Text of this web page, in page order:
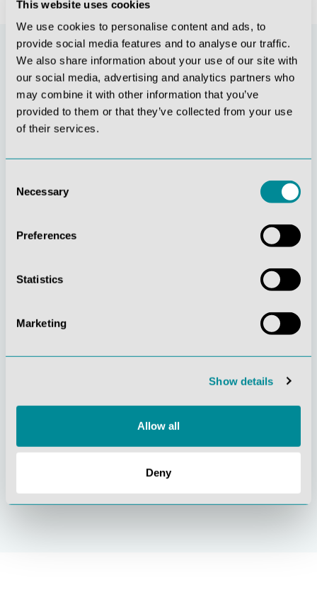
This website uses cookies
We use cookies to personalise content and ads, to
provide social media features and to analyse our traffic.
We also share information about your use of our site with
our social media, advertising and analytics partners who
may combine it with other information that you’ve
provided to them or that they’ve collected from your use
of their services.
Selection
Necessary
Preferences
Statistics
Marketing
Show details
Allow all
Deny
Stetige
Verantwortung
Gelebte
Verständnis für